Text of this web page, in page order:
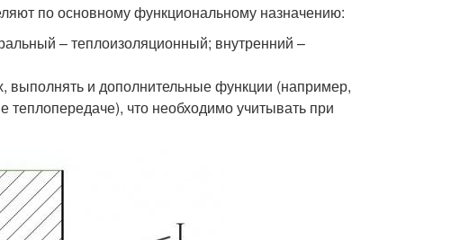
по основному функциональному назначению:
– теплоизоляционный; внутренний –
и дополнительные функции (например,
что необходимо учитывать при